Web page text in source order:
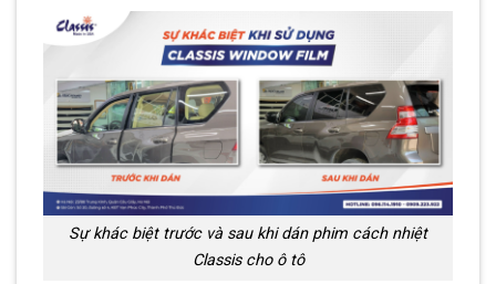
Sự khác biệt trước và sau khi dán phim cách nhiệt
Classis cho ô tô